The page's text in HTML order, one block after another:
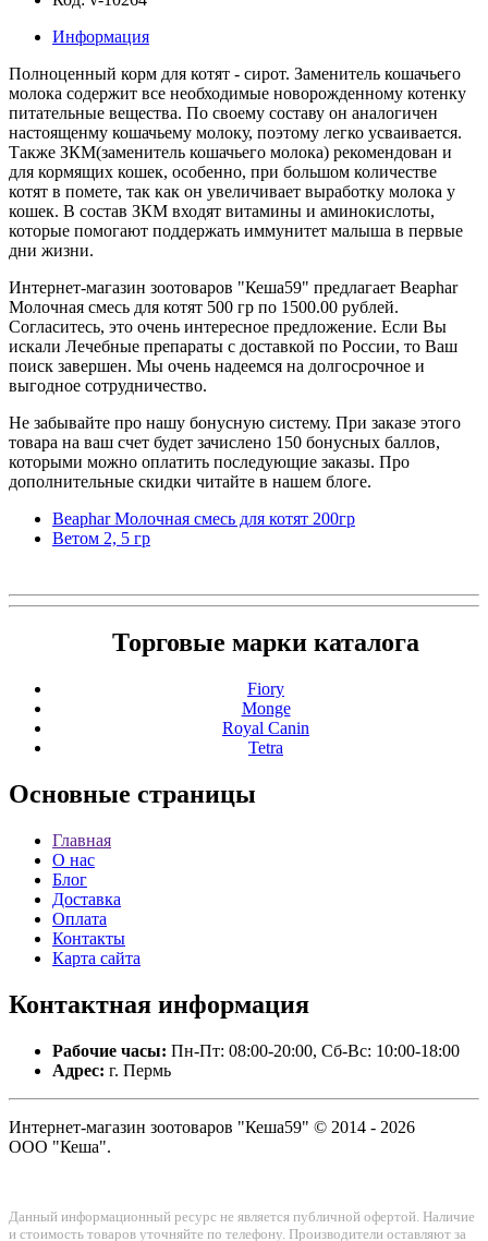
Информация
Полноценный корм для котят - сирот. Заменитель кошачьего
молока содержит все необходимые новорожденному котенку
питательные вещества. По своему составу он аналогичен
настоященму кошачьему молоку, поэтому легко усваивается.
Также ЗКМ(заменитель кошачьего молока) рекомендован и
для кормящих кошек, особенно, при большом количестве
котят в помете, так как он увеличивает выработку молока у
кошек. В состав ЗКМ входят витамины и аминокислоты,
которые помогают поддержать иммунитет малыша в первые
дни жизни.
Интернет-магазин зоотоваров "Кеша59" предлагает Beaphar
Молочная смесь для котят 500 гр по 1500.00 рублей.
Согласитесь, это очень интересное предложение. Если Вы
искали Лечебные препараты с доставкой по России, то Ваш
поиск завершен. Мы очень надеемся на долгосрочное и
выгодное сотрудничество.
Не забывайте про нашу бонусную систему. При заказе этого
товара на ваш счет будет зачислено 150 бонусных баллов,
которыми можно оплатить последующие заказы. Про
дополнительные скидки читайте в нашем блоге.
Beaphar Молочная смесь для котят 200гр
Ветом 2, 5 гр
Торговые марки каталога
Fiory
Monge
Royal Canin
Tetra
Основные страницы
Главная
О нас
Блог
Доставка
Оплата
Контакты
Карта сайта
Контактная информация
Рабочие часы: Пн-Пт: 08:00-20:00, Сб-Вс: 10:00-18:00
Адрес: г. Пермь
Интернет-магазин зоотоваров "Кеша59" © 2014 - 2026
ООО "Кеша".
Данный информационный ресурс не является публичной офертой. Наличие
и стоимость товаров уточняйте по телефону. Производители оставляют за